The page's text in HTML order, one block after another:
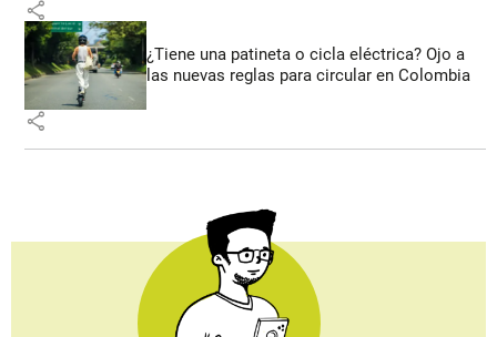
share
¿Tiene una patineta o cicla eléctrica? Ojo a
las nuevas reglas para circular en Colombia
share